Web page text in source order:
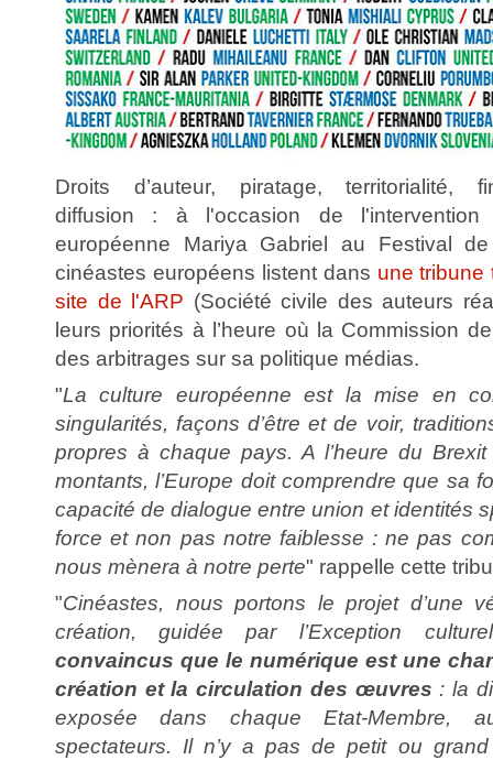
Droits d’auteur, piratage, territorialité,
diffusion : à l'occasion de
européenne Mariya Gabriel au Festival
cinéastes européens listent dans une tribune
site de l'ARP (Société civile des auteurs
leurs priorités à l’heure où la Commission
des arbitrages sur sa politique médias.
"La culture européenne est la mise en
singularités, façons d’être et de voir,
propres à chaque pays. A l’heure du
montants, l’Europe doit comprendre que sa
capacité de dialogue entre union et identités
force et non pas notre faiblesse : ne pas
nous mènera à notre perte" rappelle cette
"Cinéastes, nous portons le projet d’une
création, guidée par l’Exception
convaincus que le numérique est une
création et la circulation des œuvres : la
exposée dans chaque Etat-Membre,
spectateurs. Il n’y a pas de petit ou